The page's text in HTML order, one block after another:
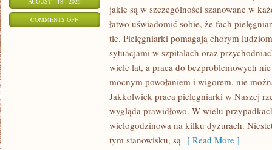
COMMENTS OFFON
PREZENTOWAĆ
jakie są w szczególności szanowane w
łatwo uświadomić sobie, że fach
tle. Pielęgniarki pomagają chorym
sytuacjami w szpitalach oraz
wiele lat, a praca do bezproblemowych
mocnym powołaniem i wigorem, nie
Jakkolwiek praca pielęgniarki w Naszej
wygląda prawidłowo. W wielu
wielogodzinowa na kilku dyżurach.
tym stanowisku, są [ Read More ]